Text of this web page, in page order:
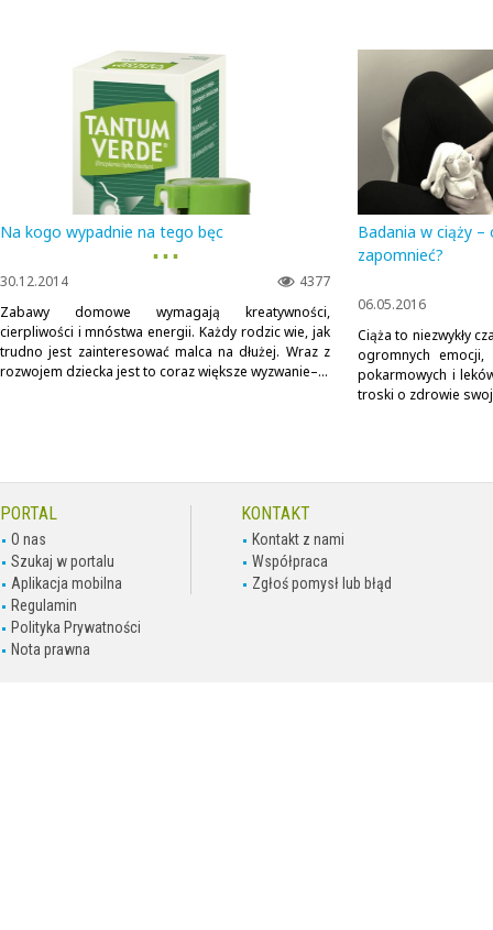
Na kogo wypadnie na tego bęc
▪ ▪ ▪
4377
30.12.2014
Zabawy domowe wymagają kreatywności,
cierpliwości i mnóstwa energii. Każdy rodzic wie, jak
trudno jest zainteresować malca na dłużej. Wraz z
rozwojem dziecka jest to coraz większe wyzwanie–...
Badania w ciąży
zapomnieć?
06.05.2016
Ciąża to niezwykły
ogromnych emocji,
pokarmowych i
troski o zdrowie
PORTAL
O nas
Szukaj w portalu
Aplikacja mobilna
Regulamin
Polityka Prywatności
Nota prawna
KONTAKT
Kontakt z nami
Współpraca
Zgłoś pomysł lub błąd